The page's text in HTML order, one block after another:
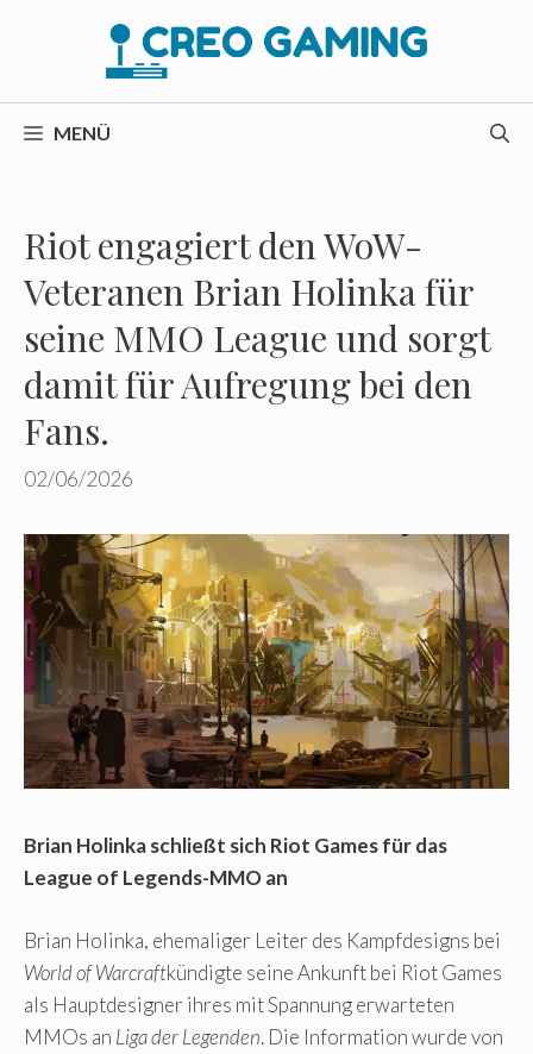
MENÜ
Riot engagiert den WoW-
Veteranen Brian Holinka für
seine MMO League und sorgt
damit für Aufregung bei den
Fans.
02/06/2026
Brian Holinka schließt sich Riot Games für das
League of Legends-MMO an
Brian Holinka, ehemaliger Leiter des Kampfdesigns bei
World of Warcraftkündigte seine Ankunft bei Riot Games
als Hauptdesigner ihres mit Spannung erwarteten
MMOs an Liga der Legenden. Die Information wurde von